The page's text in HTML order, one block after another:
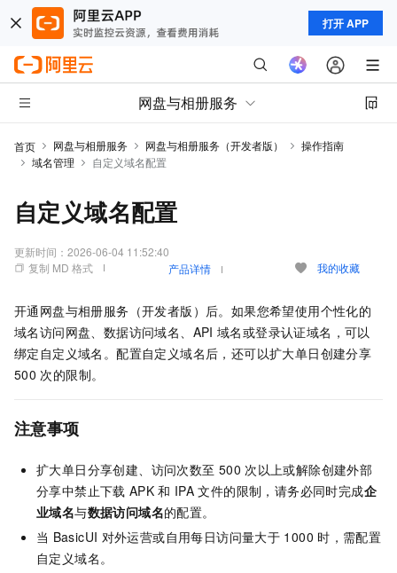
打开 APP
网盘与相册服务
首页 网盘与相册服务 网盘与相册服务（开发者版）
操作指南
域名管理
自定义域名配置
自定义域名配置
更新时间： 2026-06-04 11:52:40
复制 MD 格式
产品详情 我的收藏
开通 网盘与相册服务（开发者版） 后。如果您希望使用个性化的
域名访问网盘、数据访问域名、API 域名或登录认证域名，可以
绑定自定义域名。配置自定义域名后，还可以扩大单日创建分享
500 次的限制。
注意事项
扩大单日分享创建、访问次数至 500 次以上或解除创建外部
分享中禁止下载 APK 和 IPA 文件的限制，请务必同时完成企
业域名与数据访问域名的配置。
当 BasicUI 对外运营或自用每日访问量大于 1000 时，需配置
自定义域名。